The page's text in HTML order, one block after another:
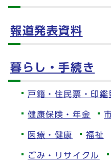
報道発表資料
暮らし・手続き
戸籍・住民票・印鑑
健康保険・年金
医療・健康 福祉
ごみ・リサイクル